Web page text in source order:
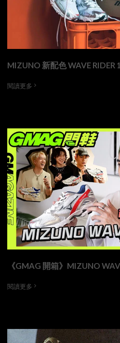
MIZUNO 新配色 WAVE
閱讀更多
《GMAG 開箱》MIZUNO
閱讀更多